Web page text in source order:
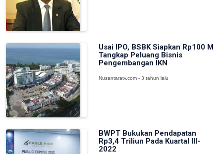
Usai IPO, BSBK Siapkan Rp100 M
Tangkap Peluang Bisnis
Pengembangan IKN
Nusantaratv.com - 3 tahun lalu
BWPT Bukukan Pendapatan
Rp3,4 Triliun Pada Kuartal III-
2022